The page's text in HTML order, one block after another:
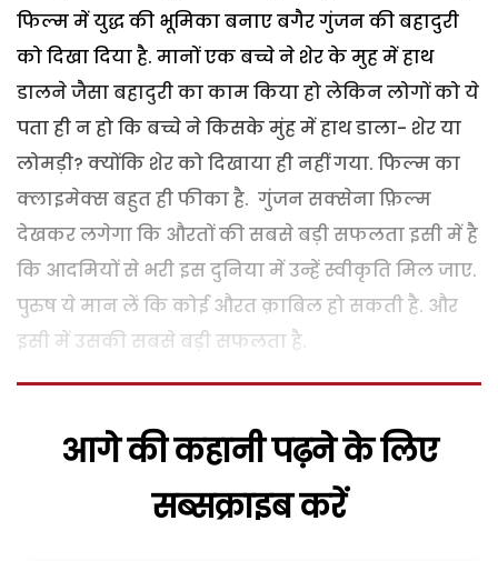
फिल्म में युद्ध की भूमिका बनाए बगैर गुंजन की बहादुरी
को दिखा दिया है. मानों एक बच्चे ने शेर के मुह में हाथ
डालने जैसा बहादुरी का काम किया हो लेकिन लोगों को ये
पता ही न हो कि बच्चे ने किसके मुंह में हाथ डाला- शेर या
लोमड़ी? क्योंकि शेर को दिखाया ही नहीं गया. फिल्म का
क्लाइमेक्स बहुत ही फीका है. गुंजन सक्सेना फ़िल्म
देखकर लगेगा कि औरतों की सबसे बड़ी सफलता इसी में है
कि आदमियों से भरी इस दुनिया में उन्हें स्वीकृति मिल जाए.
पुरुष ये मान लें कि कोई औरत क़ाबिल हो सकती है. और
इसी में उसकी सबसे बड़ी सफलता है.
आगे की कहानी पढ़ने के लिए
सब्सक्राइब करें